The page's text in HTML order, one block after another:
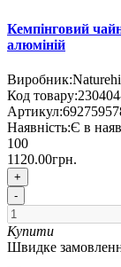
Кемпінговий
алюміній
Виробник:
Код товару:
Артикул:
Наявність:Є в
100
1120.00грн.
+
-
Купити
Швидке